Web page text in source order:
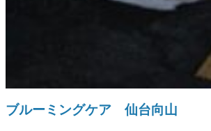
ブルーミングケア 仙台向山